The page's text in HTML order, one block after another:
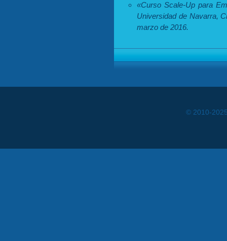
«Curso Scale-Up para
Universidad de Navarra,
marzo de 2016.
© 2010-